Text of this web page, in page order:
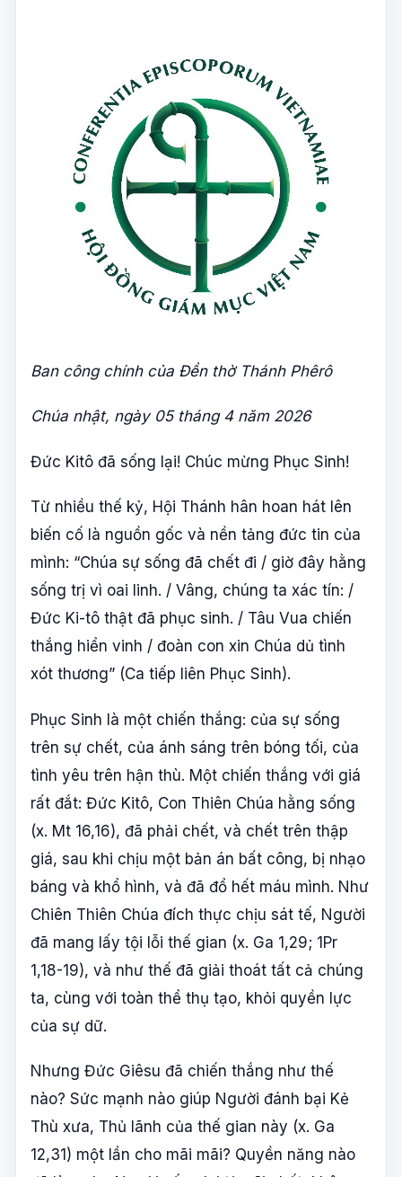
Ban công chính của Đền thờ Thánh Phêrô
Chúa nhật, ngày 05 tháng 4 năm 2026
Đức Kitô đã sống lại! Chúc mừng Phục Sinh!
Từ nhiều thế kỷ, Hội Thánh hân hoan hát lên
biến cố là nguồn gốc và nền tảng đức tin của
mình: “Chúa sự sống đã chết đi / giờ đây hằng
sống trị vì oai linh. / Vâng, chúng ta xác tín: /
Đức Ki-tô thật đã phục sinh. / Tâu Vua chiến
thắng hiển vinh / đoàn con xin Chúa dủ tình
xót thương” (Ca tiếp liên Phục Sinh).
Phục Sinh là một chiến thắng: của sự sống
trên sự chết, của ánh sáng trên bóng tối, của
tình yêu trên hận thù. Một chiến thắng với giá
rất đắt: Đức Kitô, Con Thiên Chúa hằng sống
(x. Mt 16,16), đã phải chết, và chết trên thập
giá, sau khi chịu một bản án bất công, bị nhạo
báng và khổ hình, và đã đổ hết máu mình. Như
Chiên Thiên Chúa đích thực chịu sát tế, Người
đã mang lấy tội lỗi thế gian (x. Ga 1,29; 1Pr
1,18-19), và như thế đã giải thoát tất cả chúng
ta, cùng với toàn thể thụ tạo, khỏi quyền lực
của sự dữ.
Nhưng Đức Giêsu đã chiến thắng như thế
nào? Sức mạnh nào giúp Người đánh bại Kẻ
Thù xưa, Thủ lãnh của thế gian này (x. Ga
12,31) một lần cho mãi mãi? Quyền năng nào